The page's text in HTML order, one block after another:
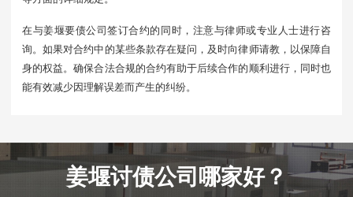
在与姜堰要债公司签订合约的同时，注意与律师或专业人士进行咨
询。如果对合约中的某些条款存在疑问，及时向律师请教，以保障自
身的权益。确保合法合规的合约有助于后续合作的顺利进行，同时也
能有效减少因理解误差而产生的纠纷。
姜堰讨债公司哪家好？